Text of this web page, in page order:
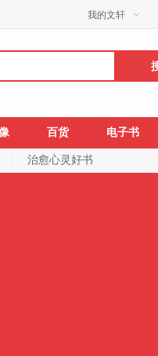
我的文轩
百货 电子书
治愈心灵好书